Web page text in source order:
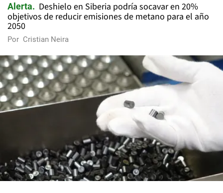
Alerta
Deshielo en Siberia podría socavar en 20%
objetivos de reducir emisiones de metano para el año
2050
Por Cristian Neira